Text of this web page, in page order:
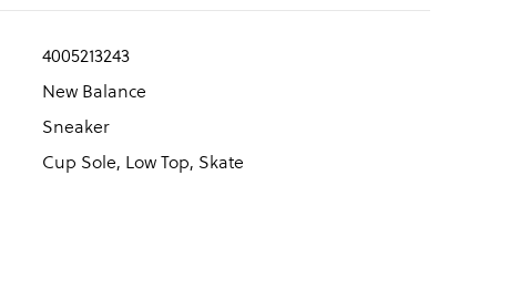
4005213243
New Balance
Sneaker
Cup Sole, Low Top, Skate